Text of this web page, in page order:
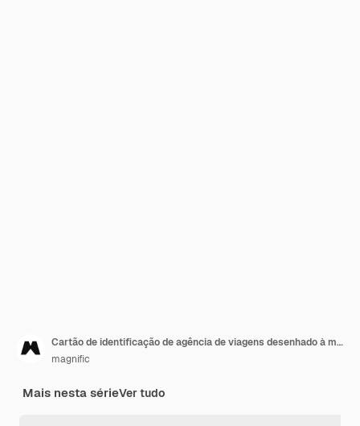
Cartão de identificação de agência de viagens desenhado à mão
magnific
Mais nesta sérieVer tudo